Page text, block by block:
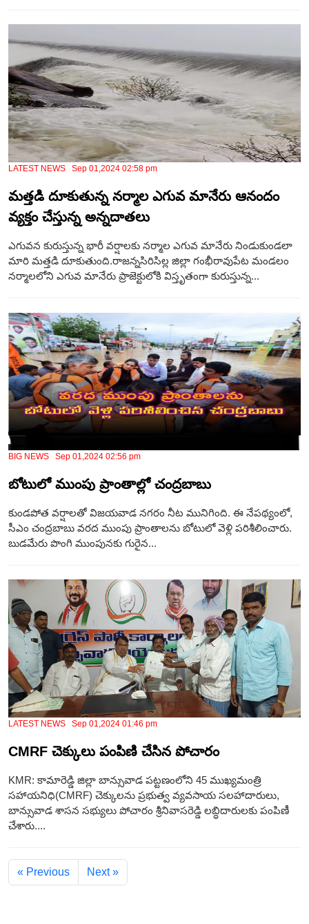
LATEST NEWS Sep 01,2024 02:58 pm
మత్తడి దూకుతున్న నర్మాల ఎగువ మానేరు ఆనందం
వ్యక్తం చేస్తున్న అన్నదాతలు
ఎగువన కురుస్తున్న భారీ వర్షాలకు నర్మాల ఎగువ మానేరు నిండుకుండలా
మారి మత్తడి దూకుతుంది.రాజన్నసిరిసిల్ల జిల్లా గంభీరావుపేట మండలం
నర్మాలలోని ఎగువ మానేరు ప్రాజెక్టులోకి విస్తృతంగా కురుస్తున్న...
BIG NEWS Sep 01,2024 02:56 pm
బోటులో ముంపు ప్రాంతాల్లో చంద్రబాబు
కుండపోత వర్షాలతో విజయవాడ నగరం నీట మునిగింది. ఈ నేపథ్యంలో,
సీఎం చంద్రబాబు వరద ముంపు ప్రాంతాలను బోటులో వెళ్లి పరిశీలించారు.
బుడమేరు పొంగి ముంపునకు గురైన...
LATEST NEWS Sep 01,2024 01:46 pm
CMRF చెక్కులు పంపిణి చేసిన పోచారం
KMR: కామారెడ్డి జిల్లా బాన్సువాడ పట్టణంలోని 45 ముఖ్యమంత్రి
సహాయనిధి(CMRF) చెక్కులను ప్రభుత్వ వ్యవసాయ సలహాదారులు,
బాన్సువాడ శాసన సభ్యులు పోచారం శ్రీనివాసరెడ్డి లబ్ధిదారులకు పంపిణీ
చేశారు....
« Previous Next »